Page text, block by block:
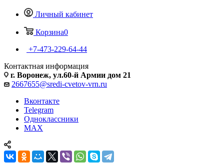
Личный кабинет
Корзина0
+7-473-229-64-44
Контактная информация
г. Воронеж, ул.60-й Армии дом 21
2667655@sredi-cvetov-vrn.ru
Вконтакте
Telegram
Одноклассники
MAX